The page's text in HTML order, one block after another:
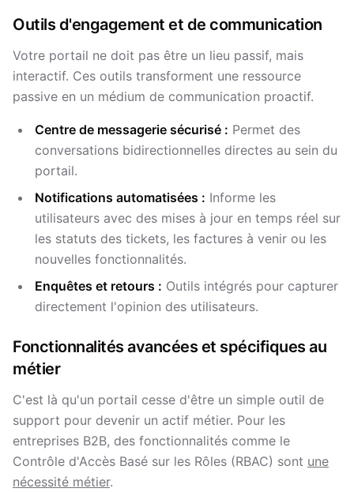
Outils d'engagement et de communication
Votre portail ne doit pas être un lieu passif, mais
interactif. Ces outils transforment une ressource
passive en un médium de communication proactif.
Centre de messagerie sécurisé : Permet des
conversations bidirectionnelles directes au sein du
portail.
Notifications automatisées : Informe les
utilisateurs avec des mises à jour en temps réel sur
les statuts des tickets, les factures à venir ou les
nouvelles fonctionnalités.
Enquêtes et retours : Outils intégrés pour capturer
directement l'opinion des utilisateurs.
Fonctionnalités avancées et spécifiques au
métier
C'est là qu'un portail cesse d'être un simple outil de
support pour devenir un actif métier. Pour les
entreprises B2B, des fonctionnalités comme le
Contrôle d'Accès Basé sur les Rôles (RBAC) sont une
nécessité métier.